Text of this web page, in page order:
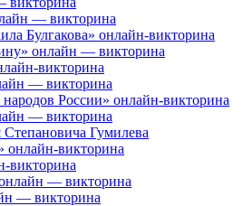
— викторина
Булгакова» онлайн-викторина
онлайн — викторина
викторина
— викторина
России» онлайн-викторина
— викторина
Гумилева
онлайн-викторина
викторина
онлайн — викторина
— викторина